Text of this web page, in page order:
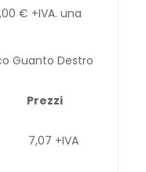
€ +IVA. una
Guanto Destro
Prezzi
7,07 +IVA